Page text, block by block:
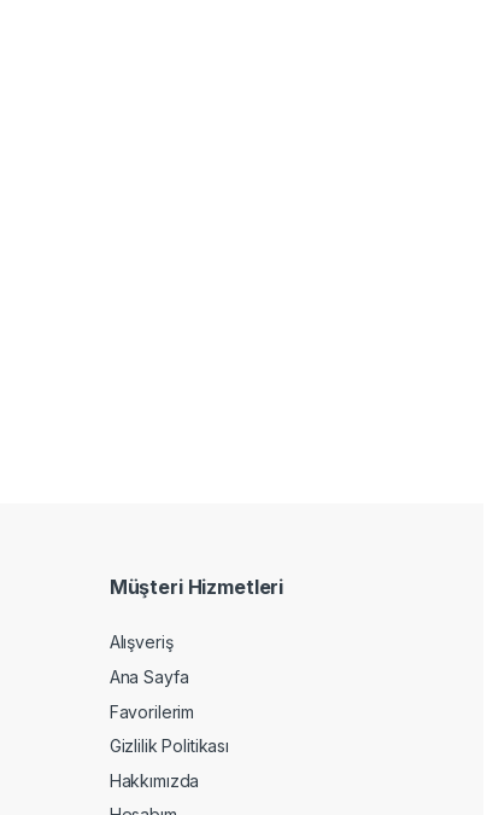
Müşteri Hizmetleri
Alışveriş
Ana Sayfa
Favorilerim
Gizlilik Politikası
Hakkımızda